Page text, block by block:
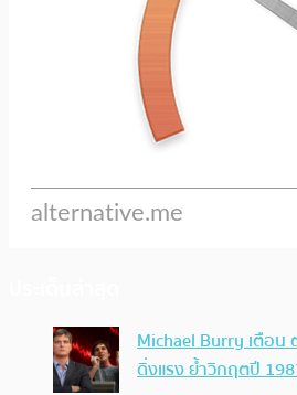
Michael Burry เตือน
ดิ่งแรง ย้ำวิกฤตปี